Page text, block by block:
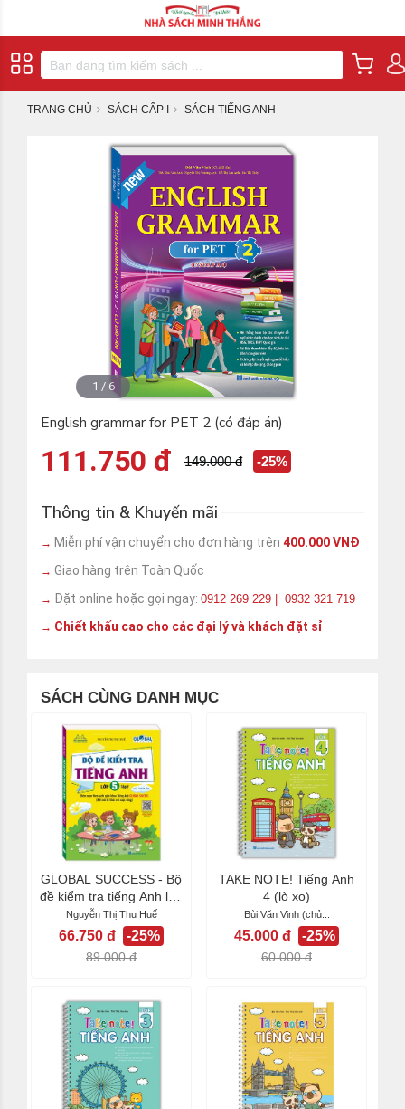
TRANG CHỦ SÁCH CẤP I SÁCH TIẾNG ANH
1 / 6
English grammar for PET 2 (có đáp án)
111.750 đ 149.000 đ -25%
Thông tin & Khuyến mãi
→ Miễn phí vận chuyển cho đơn hàng trên 400.000 VNĐ
→ Giao hàng trên Toàn Quốc
→ Đặt online hoặc gọi ngay: 0912 269 229 | 0932 321 719
→ Chiết khấu cao cho các đại lý và khách đặt sỉ
SÁCH CÙNG DANH MỤC
GLOBAL SUCCESS - Bộ
đề kiểm tra tiếng Anh lớp
5 tập 2 - Có...
Nguyễn Thị Thu Huế
66.750 đ -25%
89.000 đ
TAKE NOTE! Tiếng Anh
4 (lò xo)
Bùi Văn Vinh (chủ...
45.000 đ -25%
60.000 đ